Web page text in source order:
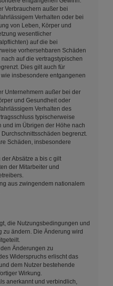
Verbrauchern außer bei
Verhalten oder bei
von Leben, Körper und
wesentlicher
auf die bei
vorhersehbaren Schäden
auf die vertragstypischen
Dies gilt auch für
insbesondere entgangenen
Unternehmern außer bei der
und Gesundheit oder
Verhalten des
typischerweise
und im Übrigen der Höhe nach
begrenzt.
Schäden, insbesondere
Absätze a bis c gilt
der Mitarbeiter und
aus zwingendem nationalem
die Nutzungsbedingungen und
zu ändern. Die Änderung wird
Änderungen zu
Widerspruchs erlischt das
dem Nutzer bestehende
Wirkung.
anerkannt und verbindlich,